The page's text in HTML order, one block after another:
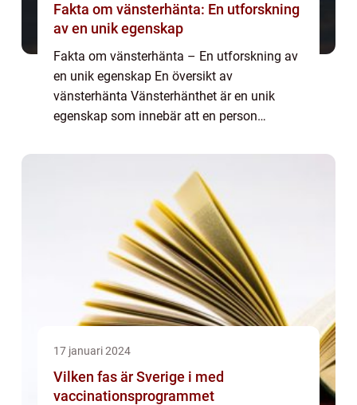
Fakta om vänsterhänta: En utforskning
av en unik egenskap
Fakta om vänsterhänta – En utforskning av
en unik egenskap En översikt av
vänsterhänta Vänsterhänthet är en unik
egenskap som innebär att en person
utföra olika aktiviteter. Medan majoriteten
17 januari 2024
Vilken fas är Sverige i med
vaccinationsprogrammet